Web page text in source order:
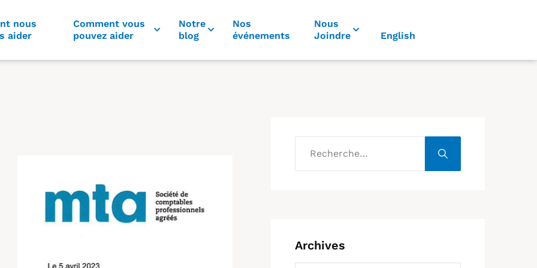
nous
aider
Comment vous
pouvez aider
Notre
blog
Nos
événements
Nous
Joindre
English
Archives